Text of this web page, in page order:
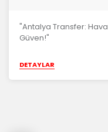
"Antalya Transfer:
Güven!"
DETAYLAR